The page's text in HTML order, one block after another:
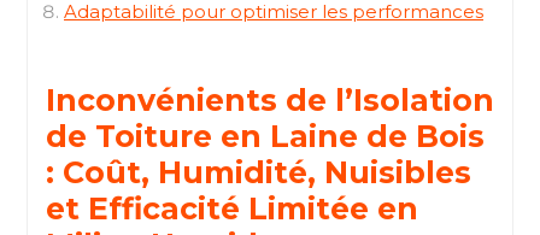
Adaptabilité pour optimiser les performances
Inconvénients de l’Isolation
de Toiture en Laine de Bois
: Coût, Humidité, Nuisibles
et Efficacité Limitée en